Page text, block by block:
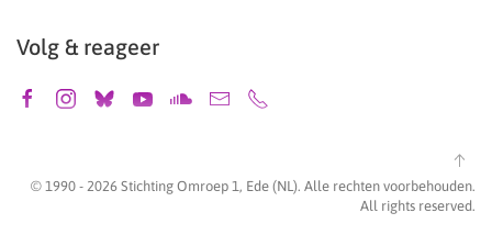
Volg & reageer
© 1990 - 2026 Stichting Omroep 1, Ede (NL). Alle rechten voorbehouden.
All rights reserved.